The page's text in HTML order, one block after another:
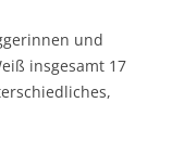
und
insgesamt 17